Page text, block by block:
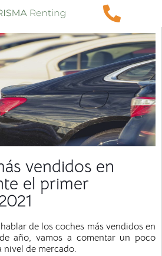
vendidos en
el primer
de los coches más vendidos en
año, vamos a comentar un poco
nivel de mercado.